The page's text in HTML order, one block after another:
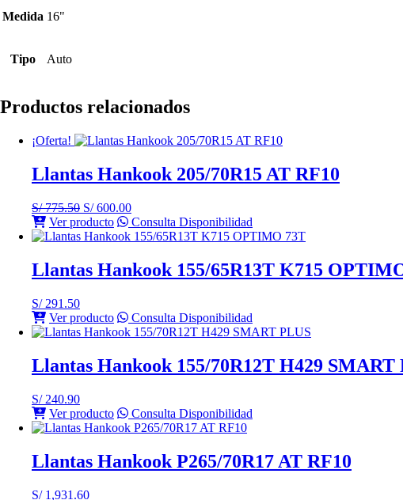
Medida 16"
Tipo Auto
Productos relacionados
¡Oferta!
Llantas Hankook 205/70R15 AT RF10
S/775.50 El
precio
original
S/ 775.50.
S/600.00El
precio
actual
S/ 600.00.
Ver producto Consulta Disponibilidad
Llantas Hankook 155/65R13T K715
S/291.50
Ver producto
Consulta Disponibilidad
Llantas Hankook 155/70R12T H429 SMART
S/240.90
Ver producto
Consulta Disponibilidad
Llantas Hankook P265/70R17 AT RF10
S/1,931.60